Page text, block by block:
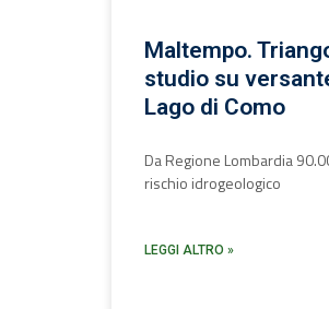
Maltempo.
studio su
Lago di Como
Da Regione Lombardia
rischio idrogeologico
LEGGI ALTRO »